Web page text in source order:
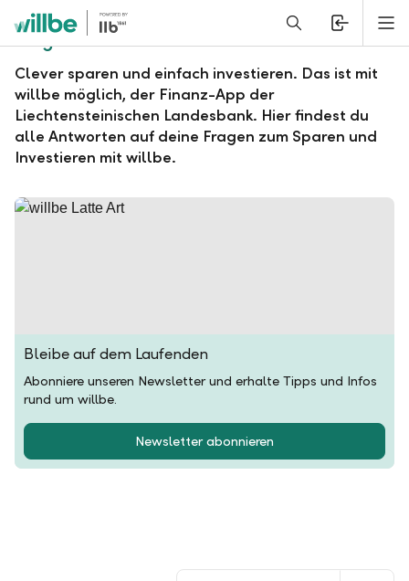
Alerts.Headline
Fragen und Antworten zu willbe
Clever sparen und einfach investieren. Das ist mit
willbe möglich, der Finanz-App der
Liechtensteinischen Landesbank. Hier findest du
alle Antworten auf deine Fragen zum Sparen und
Investieren mit willbe.
Bleibe auf dem Laufenden
Abonniere unseren Newsletter und erhalte Tipps und Infos
rund um willbe.
Newsletter abonnieren